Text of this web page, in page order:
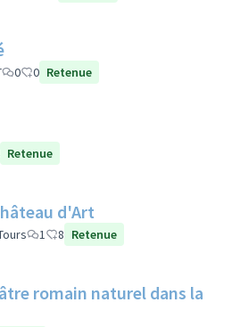
0 0 Retenue
Retenue
d'Art
1 8 Retenue
romain naturel dans la